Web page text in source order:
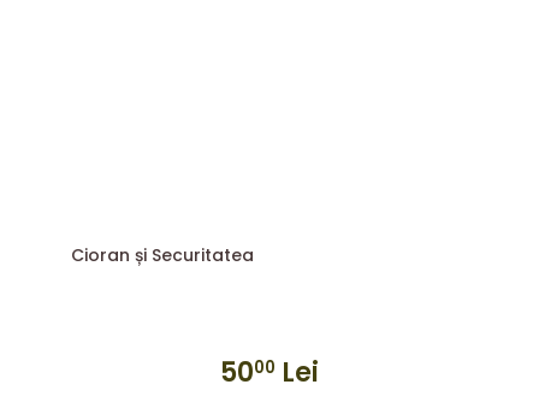
Cioran și Securitatea
5000 Lei